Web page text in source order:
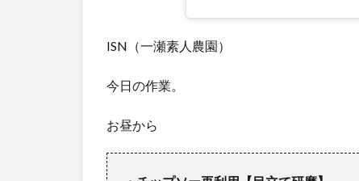
ISN（一瀬素人農園）
今日の作業。
お昼から